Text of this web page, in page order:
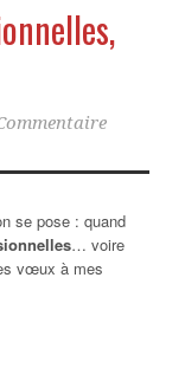
se pose : quand
… voire
vœux à mes